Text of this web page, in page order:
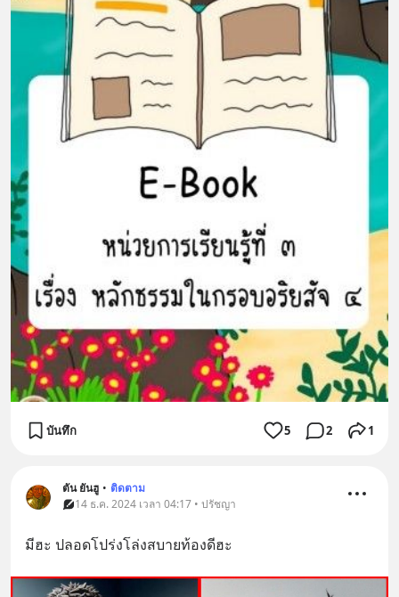
บันทึก 5 2 1
ตัน ยันฮู • ติดตาม
14 ธ.ค. 2024 เวลา 04:17 • ปรัชญา
มีฮะ ปลอดโปร่งโล่งสบายท้องดีฮะ